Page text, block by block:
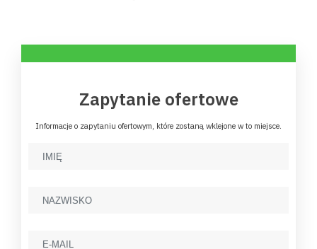
Zapytanie ofertowe
Informacje o zapytaniu ofertowym, które zostaną wklejone w to miejsce.